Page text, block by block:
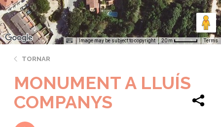
Image may be subject to copyright 20 m Terms
TORNAR
MONUMENT A LLUÍS
COMPANYS